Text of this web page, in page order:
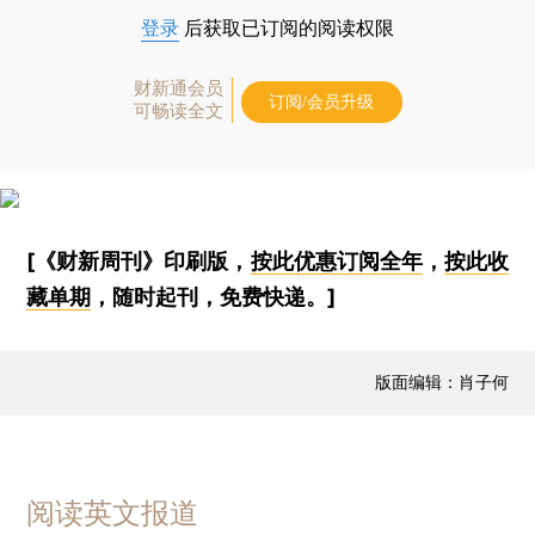
登录 后获取已订阅的阅读权限
财新通会员
可畅读全文
订阅/会员升级
[《财新周刊》印刷版， 按此优惠订阅全年， 按此收
藏单期 ，随时起刊，免费快递。]
版面编辑：肖子何
阅读英文报道